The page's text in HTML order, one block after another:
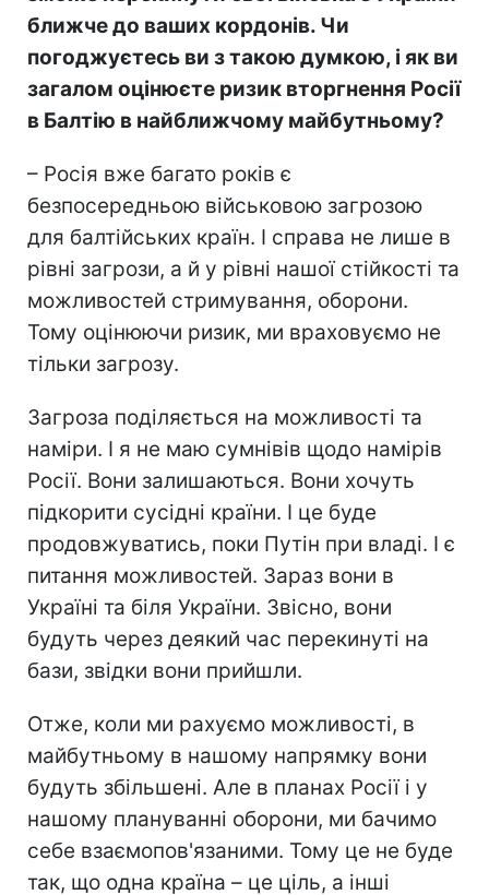
ближче до ваших кордонів. Чи
погоджуєтесь ви з такою думкою, і як ви
загалом оцінюєте ризик вторгнення Росії
в Балтію в найближчому майбутньому?
– Росія вже багато років є
безпосередньою військовою загрозою
для балтійських країн. І справа не лише в
рівні загрози, а й у рівні нашої стійкості та
можливостей стримування, оборони.
Тому оцінюючи ризик, ми враховуємо не
тільки загрозу.
Загроза поділяється на можливості та
наміри. І я не маю сумнівів щодо намірів
Росії. Вони залишаються. Вони хочуть
підкорити сусідні країни. І це буде
продовжуватись, поки Путін при владі. І є
питання можливостей. Зараз вони в
Україні та біля України. Звісно, вони
будуть через деякий час перекинуті на
бази, звідки вони прийшли.
Отже, коли ми рахуємо можливості, в
майбутньому в нашому напрямку вони
будуть збільшені. Але в планах Росії і у
нашому плануванні оборони, ми бачимо
себе взаємопов'язаними. Тому це не буде
так, що одна країна – це ціль, а інші